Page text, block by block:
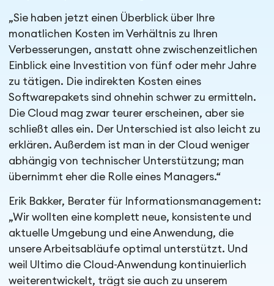
„Sie haben jetzt einen Überblick über Ihre
monatlichen Kosten im Verhältnis zu Ihren
Verbesserungen, anstatt ohne zwischenzeitlichen
Einblick eine Investition von fünf oder mehr Jahre
zu tätigen. Die indirekten Kosten eines
Softwarepakets sind ohnehin schwer zu ermitteln.
Die Cloud mag zwar teurer erscheinen, aber sie
schließt alles ein. Der Unterschied ist also leicht zu
erklären. Außerdem ist man in der Cloud weniger
abhängig von technischer Unterstützung; man
übernimmt eher die Rolle eines Managers.“
Erik Bakker, Berater für Informationsmanagement:
„Wir wollten eine komplett neue, konsistente und
aktuelle Umgebung und eine Anwendung, die
unsere Arbeitsabläufe optimal unterstützt. Und
weil Ultimo die Cloud-Anwendung kontinuierlich
weiterentwickelt, trägt sie auch zu unserem